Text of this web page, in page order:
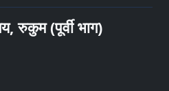
रुकुम (पूर्वी भाग)